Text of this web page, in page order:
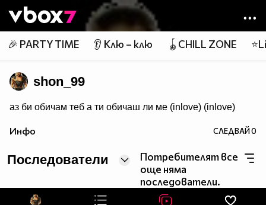
👾
🎉 PARTY TIME 👂 Клю – клю 🪀CHILL ZONE
shon_99
аз би обичам теб а ти обичаш ли ме (inlove) (inlove)
Инфо СЛЕДВАЙ0
Последователи
Потребителят все
още няма
последователи.